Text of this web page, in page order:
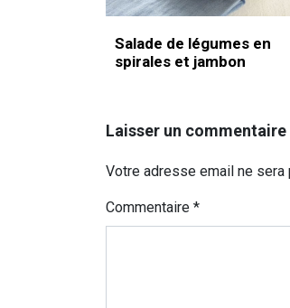
Salade de légumes en
spirales et jambon
Laisser un commentaire
Votre adresse email ne
Commentaire *